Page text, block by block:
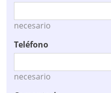
necesario
Teléfono
necesario